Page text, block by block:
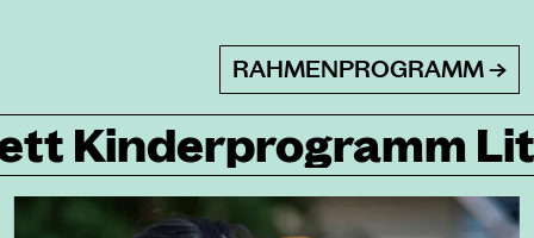
RAHMENPROGRAMM →
Kulinarik